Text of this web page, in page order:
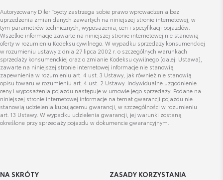
Wyświetl numer
szymon.sarencza@toyota-centrum.pl
Autoryzowany Diler Toyoty zastrzega sobie prawo wprowadzenia bez
uprzedzenia zmian danych zawartych na niniejszej stronie internetowej, w
tym parametrów technicznych, wyposażenia, cen i specyfikacji pojazdów.
Wszelkie informacje zawarte na niniejszej stronie internetowej nie stanowią
oferty w rozumieniu Kodeksu cywilnego. W wypadku sprzedaży konsumenckiej
w rozumieniu ustawy z dnia 27 lipca 2002 r. o szczególnych warunkach
sprzedaży konsumenckiej oraz o zmianie Kodeksu cywilnego (dalej: Ustawa),
zawarte na niniejszej stronie internetowej informacje nie stanowią
zapewnienia w rozumieniu art. 4 ust. 3 Ustawy, jak również nie stanowią
opisu towaru w rozumieniu art. 4 ust. 2 Ustawy. Indywidualne uzgodnienie
ceny i wyposażenia pojazdu następuje w umowie jego sprzedaży. Podane na
niniejszej stronie internetowej informacje na temat gwarancji pojazdu nie
stanowią udzielenia kupującemu gwarancji, w szczególności w rozumieniu
art. 13 Ustawy. W wypadku udzielenia gwarancji, jej warunki zostaną
określone przy sprzedaży pojazdu w dokumencie gwarancyjnym.
NA SKRÓTY
ZASADY KORZYSTANIA